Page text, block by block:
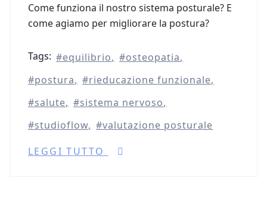
Come funziona il nostro sistema posturale? E
come agiamo per migliorare la postura?
Tags: equilibrio
osteopatia
postura
rieducazione funzionale
salute
sistema nervoso
studioflow
valutazione posturale
LEGGI TUTTO